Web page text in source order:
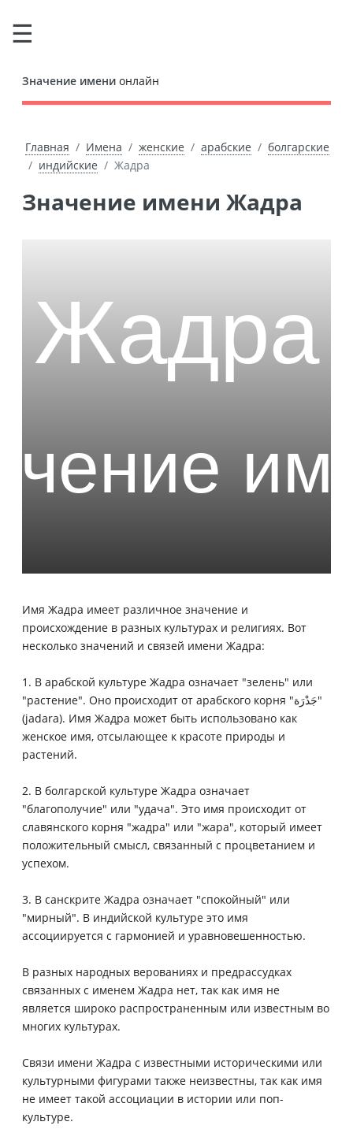
Значение имени онлайн
Главная Имена женские арабские
болгарские
индийские
Жадра
Значение имени Жадра
Имя Жадра имеет различное значение и
происхождение в разных культурах и религиях. Вот
несколько значений и связей имени Жадра:
1. В арабской культуре Жадра означает "зелень" или
"растение". Оно происходит от арабского корня "جَدْرَة"
(jadara). Имя Жадра может быть использовано как
женское имя, отсылающее к красоте природы и
растений.
2. В болгарской культуре Жадра означает
"благополучие" или "удача". Это имя происходит от
славянского корня "жадра" или "жара", который имеет
положительный смысл, связанный с процветанием и
успехом.
3. В санскрите Жадра означает "спокойный" или
"мирный". В индийской культуре это имя
ассоциируется с гармонией и уравновешенностью.
В разных народных верованиях и предрассудках
связанных с именем Жадра нет, так как имя не
является широко распространенным или известным во
многих культурах.
Связи имени Жадра с известными историческими или
культурными фигурами также неизвестны, так как имя
не имеет такой ассоциации в истории или поп-
культуре.